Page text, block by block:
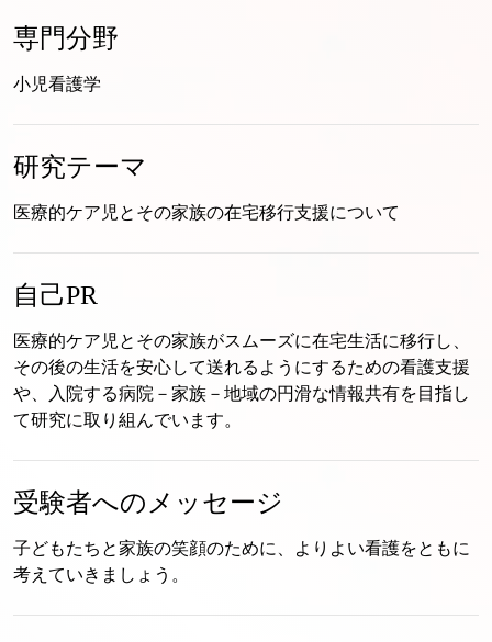
専門分野
小児看護学
研究テーマ
医療的ケア児とその家族の在宅移行支援について
自己PR
医療的ケア児とその家族がスムーズに在宅生活に移行し、
その後の生活を安心して送れるようにするための看護支援
や、入院する病院－家族－地域の円滑な情報共有を目指し
て研究に取り組んでいます。
受験者への メッセージ
子どもたちと家族の笑顔のために、よりよい看護をともに
考えていきましょう。